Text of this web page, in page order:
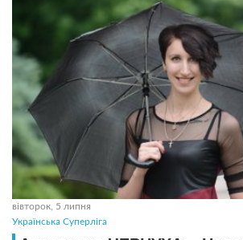
вівторок, 5 липня
Українська Суперліга